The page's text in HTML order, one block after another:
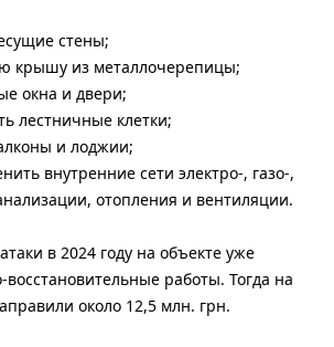
стены;
крышу из металлочерепицы;
окна и двери;
лестничные клетки;
и лоджии;
внутренние сети электро-, газо-,
отопления и вентиляции.
в 2024 году на объекте уже
работы. Тогда на
около 12,5 млн. грн.